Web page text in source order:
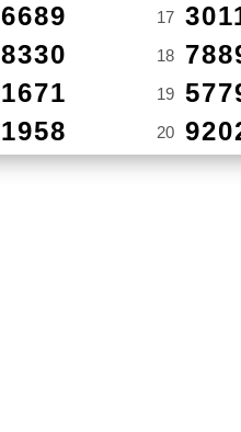
6689
8330
1671
1958
17
18
19
20